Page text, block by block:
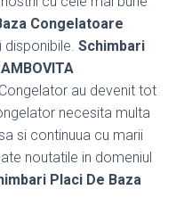
Congelatoare
disponibile. Schimbari
au devenit tot
necesita multa
si continuua cu marii
noutatile in domeniul
Placi De Baza